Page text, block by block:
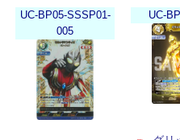
UC-BP05-SSSP01-
005
UC-